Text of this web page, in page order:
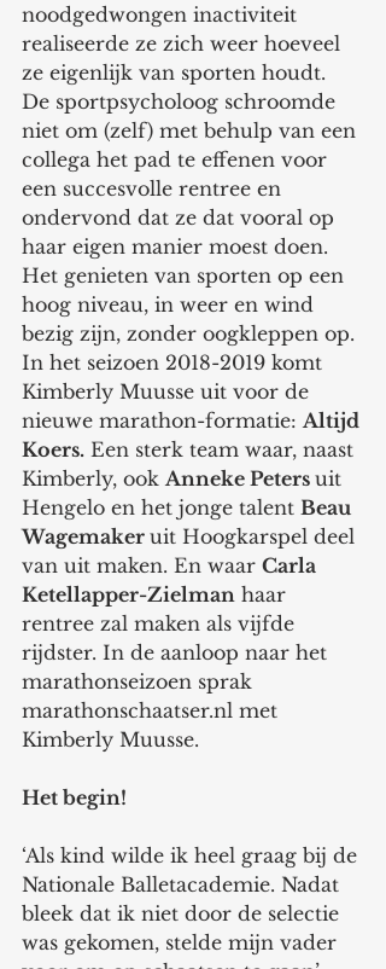
noodgedwongen inactiviteit
realiseerde ze zich weer hoeveel
ze eigenlijk van sporten houdt.
De sportpsycholoog schroomde
niet om (zelf) met behulp van een
collega het pad te effenen voor
een succesvolle rentree en
ondervond dat ze dat vooral op
haar eigen manier moest doen.
Het genieten van sporten op een
hoog niveau, in weer en wind
bezig zijn, zonder oogkleppen op.
In het seizoen 2018-2019 komt
Kimberly Muusse uit voor de
nieuwe marathon-formatie: Altijd
Koers. Een sterk team waar, naast
Kimberly, ook Anneke Peters uit
Hengelo en het jonge talent Beau
Wagemaker uit Hoogkarspel deel
van uit maken. En waar Carla
Ketellapper-Zielman haar
rentree zal maken als vijfde
rijdster. In de aanloop naar het
marathonseizoen sprak
marathonschaatser.nl met
Kimberly Muusse.
Het begin!
‘Als kind wilde ik heel graag bij de
Nationale Balletacademie. Nadat
bleek dat ik niet door de selectie
was gekomen, stelde mijn vader